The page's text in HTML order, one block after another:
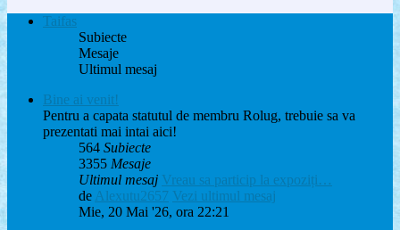
Taifas
Subiecte
Mesaje
Ultimul mesaj
Bine ai venit!
Pentru a capata statutul de membru Rolug, trebuie sa va
prezentati mai intai aici!
564 Subiecte
3355 Mesaje
Ultimul mesaj Vreau sa particip la expoziți…
de Alexutu2657 Vezi ultimul mesaj
Mie, 20 Mai '26, ora 22:21